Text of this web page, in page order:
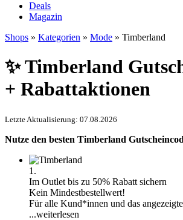
Deals
Magazin
Shops » Kategorien » Mode » Timberland
✨ Timberland
+ Rabattaktionen
Letzte Aktualisierung: 07.08.2026
Nutze den besten Timberland
1.
Im Outlet bis zu 50% Rabatt sichern
Kein Mindestbestellwert!
Für alle Kund*innen und das
...weiterlesen